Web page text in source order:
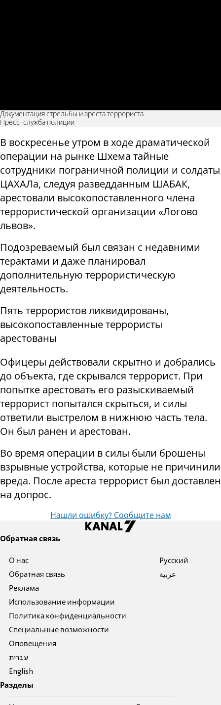
Документация стрельбы и ареста террориста
Пресс-служба полиции
В воскресенье утром в ходе драматической
операции на рынке Шхема тайные
сотрудники пограничной полиции и солдаты
ЦАХАЛа, следуя разведданным ШАБАК,
арестовали высокопоставленного члена
террористической организации «Логово
львов».
Подозреваемый был связан с недавними
терактами и даже планировал
дополнительную террористическую
деятельность.
Пять террористов ликвидированы,
высокопоставленные террористы
арестованы
Офицеры действовали скрытно и добрались
до объекта, где скрывался террорист. При
попытке арестовать его разыскиваемый
террорист попытался скрыться, и силы
ответили выстрелом в нижнюю часть тела.
Он был ранен и арестован.
Во время операции в силы были брошены
взрывные устройства, которые не причинили
вреда. После ареста террорист был доставлен
на допрос.
Нашли ошибку? Сообщите нам
Обратная связь
О нас
Обратная связь
Реклама
Использование информации
Политика конфиденциальности
Специальные возможности
Оповещения
עברית
English
Pусский
عربية
Разделы